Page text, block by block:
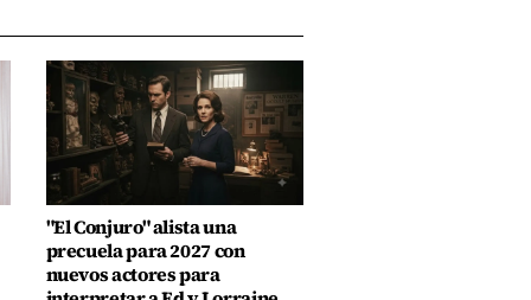
"El Conjuro" alista una
precuela para 2027 con
nuevos actores para